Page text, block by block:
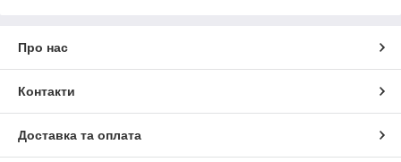
Про нас
Контакти
Доставка та оплата